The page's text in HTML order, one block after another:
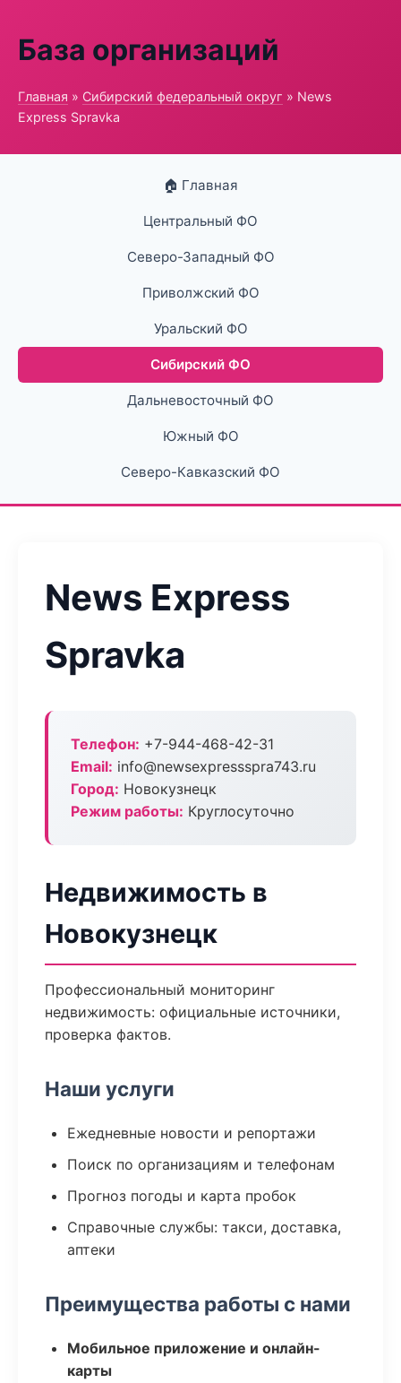
База организаций
Главная » Сибирский федеральный округ » News
Express Spravka
🏠 Главная
Центральный ФО
Северо-Западный ФО
Приволжский ФО
Уральский ФО
Сибирский ФО
Дальневосточный ФО
Южный ФО
Северо-Кавказский ФО
News Express
Spravka
Телефон: +7-944-468-42-31
Email: info@newsexpressspra743.ru
Город: Новокузнецк
Режим работы: Круглосуточно
Недвижимость в
Новокузнецк
Профессиональный мониторинг
недвижимость: официальные источники,
проверка фактов.
Наши услуги
Ежедневные новости и репортажи
Поиск по организациям и телефонам
Прогноз погоды и карта пробок
Справочные службы: такси, доставка,
аптеки
Преимущества работы с нами
Мобильное приложение и онлайн-
карты